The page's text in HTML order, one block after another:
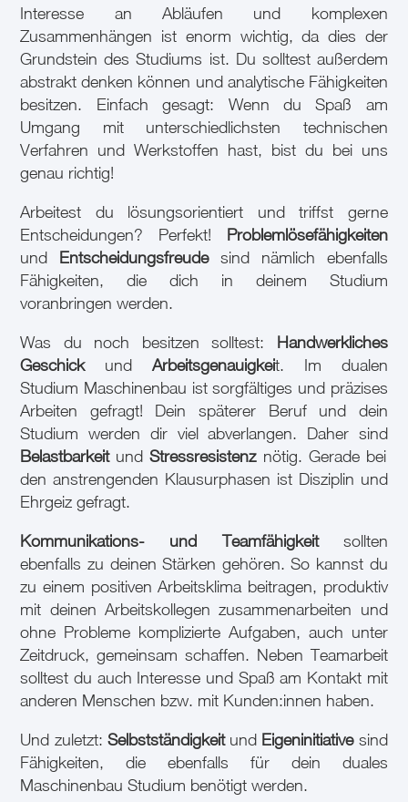
Interesse an Abläufen und komplexen
Zusammenhängen ist enorm wichtig, da dies der
Grundstein des Studiums ist. Du solltest außerdem
abstrakt denken können und analytische Fähigkeiten
besitzen. Einfach gesagt: Wenn du Spaß am
Umgang mit unterschiedlichsten technischen
Verfahren und Werkstoffen hast, bist du bei uns
genau richtig!
Arbeitest du lösungsorientiert und triffst gerne
Entscheidungen? Perfekt! Problemlösefähigkeiten
und Entscheidungsfreude sind nämlich ebenfalls
Fähigkeiten, die dich in deinem Studium
voranbringen werden.
Was du noch besitzen solltest: Handwerkliches
Geschickund Arbeitsgenauigkeit. Im dualen
Studium Maschinenbau ist sorgfältiges und präzises
Arbeiten gefragt! Dein späterer Beruf und dein
Studium werden dir viel abverlangen. Daher sind
BelastbarkeitundStressresistenz nötig. Gerade bei
den anstrengenden Klausurphasen ist Disziplin und
Ehrgeiz gefragt.
Kommunikations- und Teamfähigkeitsollten
ebenfalls zu deinen Stärken gehören. So kannst du
zu einem positiven Arbeitsklima beitragen, produktiv
mit deinen Arbeitskollegen zusammenarbeiten und
ohne Probleme komplizierte Aufgaben, auch unter
Zeitdruck, gemeinsam schaffen. Neben Teamarbeit
solltest du auch Interesse und Spaß am Kontakt mit
anderen Menschen bzw. mit Kunden:innen haben.
Und zuletzt: Selbstständigkeitund Eigeninitiative sind
Fähigkeiten, die ebenfalls für dein duales
Maschinenbau Studium benötigt werden.